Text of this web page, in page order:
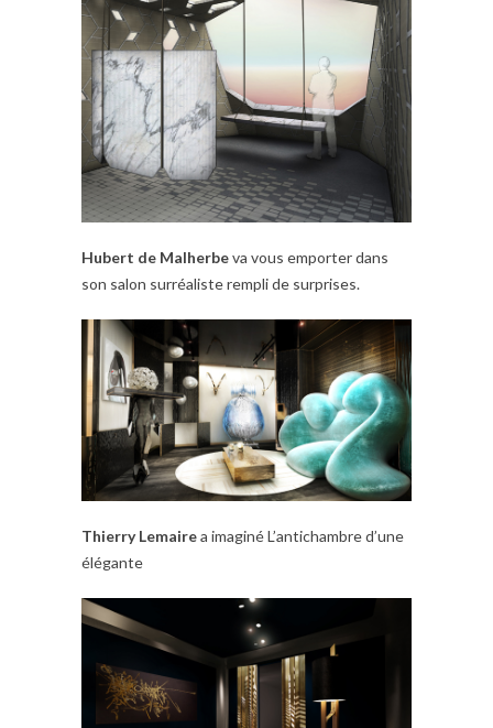
Hubert de Malherbeva vous emporter dans
son salon surréaliste rempli de surprises.
Thierry Lemairea imaginé L’antichambre d’une
élégante